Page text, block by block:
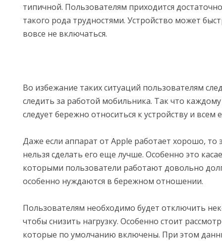
типичной. Пользователям приходится достаточно
такого рода трудностями. Устройство может
вовсе не включаться.
Во избежание таких ситуаций пользователям
следить за работой мобильника. Так что
следует бережно относиться к устройству и всем
Даже если аппарат от Apple работает хорошо, то
нельзя сделать его еще лучше. Особенно это
которыми пользователи работают довольно
особенно нуждаются в бережном отношении.
Пользователям необходимо будет отключить
чтобы снизить нагрузку. Особенно стоит
которые по умолчанию включены. При этом